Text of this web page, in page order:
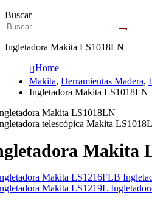
Buscar
Ingletadora Makita LS1018LN
Home
Makita, Herramientas Madera,
Ingletadora Makita LS1018LN
Makita